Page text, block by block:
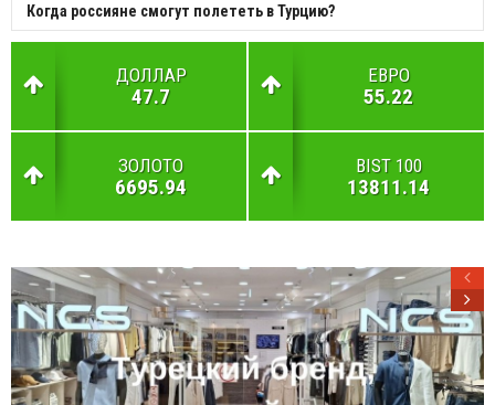
Когда россияне смогут полететь в Турцию?
ДОЛЛАР
47.7
ЕВРО
55.22
ЗОЛОТО
6695.94
BIST 100
13811.14